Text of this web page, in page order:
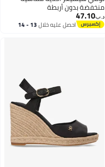
منخفضة بدون أربطة
د.ب‏47.10
احصل عليه خلال 13 - 14